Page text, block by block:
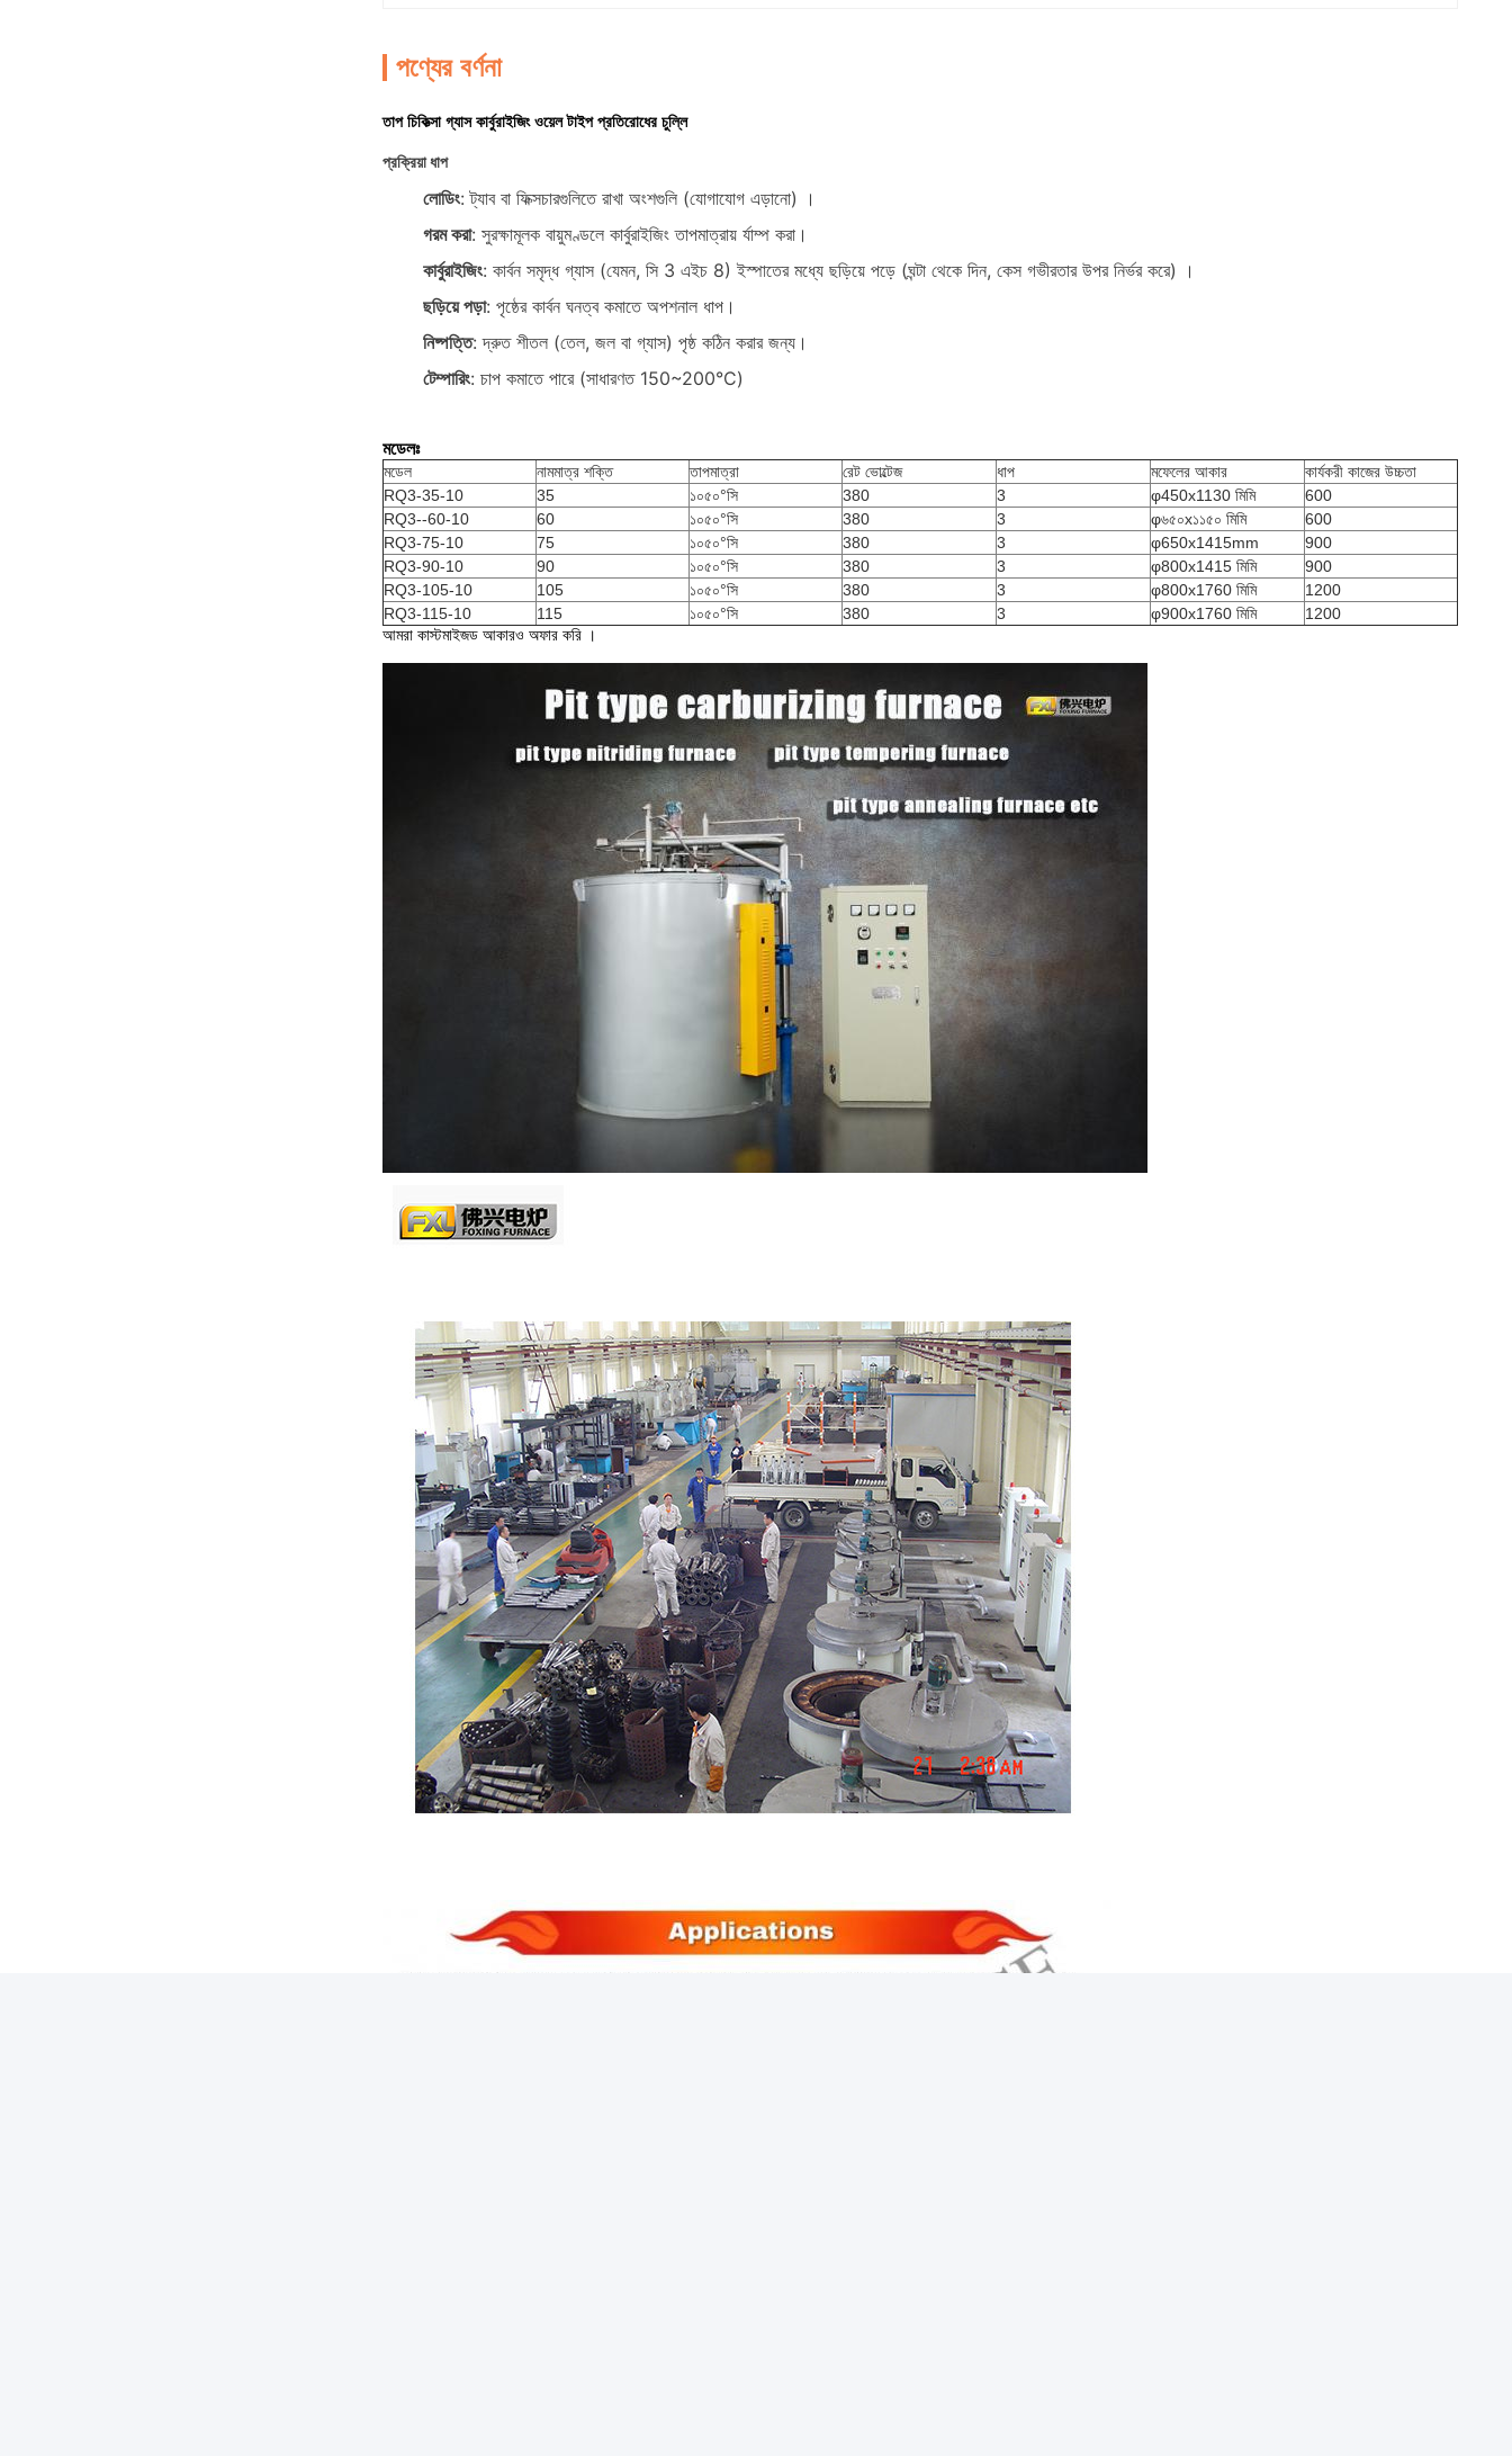
পণ্যের বর্ণনা
তাপ চিকিত্সা গ্যাস কার্বুরাইজিং ওয়েল টাইপ প্রতিরোধের চুল্লি
প্রক্রিয়া ধাপ
লোডিং: ট্যাব বা ফিক্সচারগুলিতে রাখা অংশগুলি (যোগাযোগ এড়ানো) ।
গরম করা: সুরক্ষামূলক বায়ুমণ্ডলে কার্বুরাইজিং তাপমাত্রায় র্যাম্প করা।
কার্বুরাইজিং: কার্বন সমৃদ্ধ গ্যাস (যেমন, সি 3 এইচ 8) ইস্পাতের মধ্যে ছড়িয়ে পড়ে (ঘন্টা থেকে দিন, কেস গভীরতার উপর নির্ভর করে) ।
ছড়িয়ে পড়া: পৃষ্ঠের কার্বন ঘনত্ব কমাতে অপশনাল ধাপ।
নিষ্পত্তি: দ্রুত শীতল (তেল, জল বা গ্যাস) পৃষ্ঠ কঠিন করার জন্য।
টেম্পারিং: চাপ কমাতে পারে (সাধারণত 150~200°C)
মডেলঃ
মডেল নামমাত্র শক্তি তাপমাত্রা রেট ভোল্টেজ ধাপ মফেলের আকার
কার্যকরী কাজের উচ্চতা
RQ3-35-10
35 ১০৫০°সি 380 3 φ450x1130 মিমি
600
RQ3--60-10
60 ১০৫০°সি 380 3 φ৬৫০x১১৫০ মিমি
600
RQ3-75-10
75 ১০৫০°সি 380 3 φ650x1415mm
900
RQ3-90-10
90 ১০৫০°সি 380 3 φ800x1415 মিমি
900
RQ3-105-10
105 ১০৫০°সি 380 3 φ800x1760 মিমি
1200
RQ3-115-10
115 ১০৫০°সি 380 3 φ900x1760 মিমি
1200
আমরা কাস্টমাইজড আকারও অফার করি ।